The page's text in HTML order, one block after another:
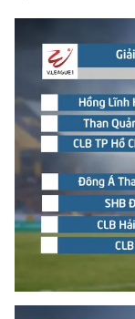
THỜI BÁO VTV
Theo dõi báo trên
Cơ quan chủ quản:
Cơ quan báo chí:
Giấy phép hoạt
cấp ngày 29/12/